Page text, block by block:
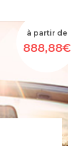
à partir de
888,88€